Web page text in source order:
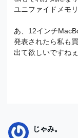
ユニファイドメモ
あ、12インチ
発表されたら私も
出て欲しいですねぇ
じゃみ。